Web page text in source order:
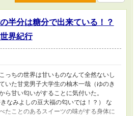
半分は糖分で出来ている！？
界紀行
っちの世界は甘いものなんて全然ないし
た甘党男子大学生の柚木一哉（ゆのき
ら甘い匂いがすることに気付いた。
なみよしの豆大福の匂いでは！？） な
たことのあるスイーツの味がする身体に